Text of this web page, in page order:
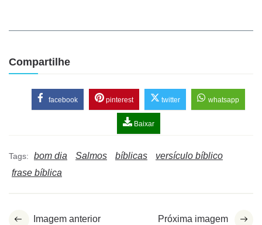
Compartilhe
facebook pinterest twitter whatsapp
Baixar
Tags: bom dia Salmos bíblicas
versículo bíblico
frase bíblica
Imagem anterior Próxima imagem